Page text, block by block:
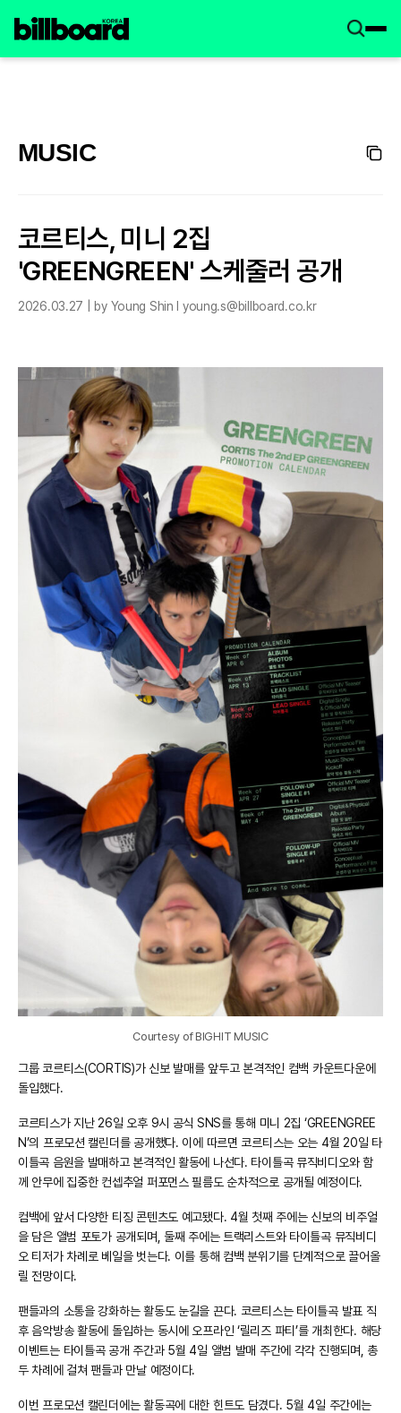
MUSIC
코르티스, 미니 2집
'GREENGREEN' 스케줄러 공개
2026.03.27 | by Young Shin l young.s@billboard.co.kr
Courtesy of BIGHIT MUSIC
그룹 코르티스(CORTIS)가 신보 발매를 앞두고 본격적인 컴백 카운트다운에
돌입했다.
코르티스가 지난 26일 오후 9시 공식 SNS를 통해 미니 2집 ‘GREENGREE
N’의 프로모션 캘린더를 공개했다. 이에 따르면 코르티스는 오는 4월 20일 타
이틀곡 음원을 발매하고 본격적인 활동에 나선다. 타이틀곡 뮤직비디오와 함
께 안무에 집중한 컨셉추얼 퍼포먼스 필름도 순차적으로 공개될 예정이다.
컴백에 앞서 다양한 티징 콘텐츠도 예고됐다. 4월 첫째 주에는 신보의 비주얼
을 담은 앨범 포토가 공개되며, 둘째 주에는 트랙리스트와 타이틀곡 뮤직비디
오 티저가 차례로 베일을 벗는다. 이를 통해 컴백 분위기를 단계적으로 끌어올
릴 전망이다.
팬들과의 소통을 강화하는 활동도 눈길을 끈다. 코르티스는 타이틀곡 발표 직
후 음악방송 활동에 돌입하는 동시에 오프라인 ‘릴리즈 파티’를 개최한다. 해당
이벤트는 타이틀곡 공개 주간과 5월 4일 앨범 발매 주간에 각각 진행되며, 총
두 차례에 걸쳐 팬들과 만날 예정이다.
이번 프로모션 캘린더에는 활동곡에 대한 힌트도 담겼다. 5월 4일 주간에는